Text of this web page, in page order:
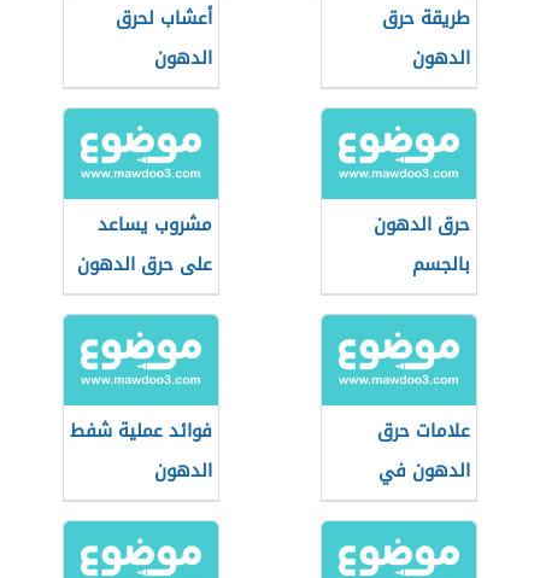
طريقة حرق
الدهون
أعشاب لحرق
الدهون
حرق الدهون
بالجسم
مشروب يساعد
على حرق الدهون
علامات حرق
الدهون في
الجسم
فوائد عملية شفط
الدهون